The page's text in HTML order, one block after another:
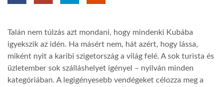
GLOBOTV
AFRIKA TUDÁSTÁR
A NAP SZÉPE
Talán nem túlzás azt mondani, hogy mindenki Kubába
igyekszik az idén. Ha másért nem, hát azért, hogy lássa,
miként nyit a karibi szigetország a világ felé. A sok turista és
üzletember sok szálláshelyet igényel – nyilván minden
kategóriában. A legigényesebb vendégeket célozza meg a